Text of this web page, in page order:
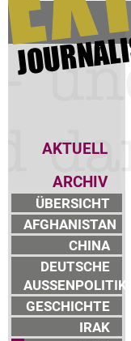
AKTUELL
ARCHIV
ÜBERSICHT
AFGHANISTAN
CHINA
DEUTSCHE
AUSSENPOLITIK
GESCHICHTE
IRAK